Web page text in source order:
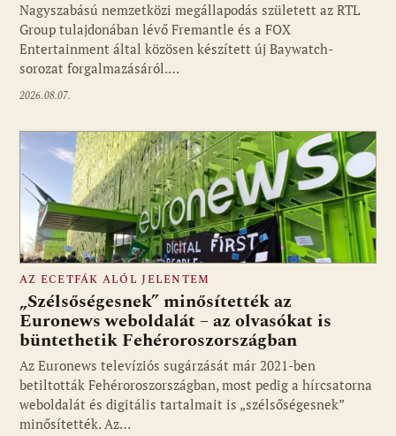
Fotó: media1.hu
Nagyszabású nemzetközi megállapodás született az RTL
Group tulajdonában lévő Fremantle és a FOX
Entertainment által közösen készített új Baywatch-
sorozat forgalmazásáról.…
2026.08.07.
Fotó: media1.hu
AZ ECETFÁK ALÓL JELENTEM
„Szélsőségesnek” minősítették az
Euronews weboldalát – az olvasókat is
büntethetik Fehéroroszországban
Az Euronews televíziós sugárzását már 2021-ben
betiltották Fehéroroszországban, most pedig a hírcsatorna
weboldalát és digitális tartalmait is „szélsőségesnek”
minősítették. Az…